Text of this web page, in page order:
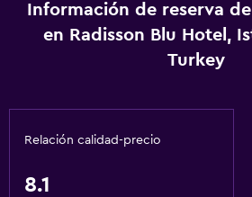
Masaje de pies
Check-out exprés
Botella de agua
Información de reserva
en Radisson Blu Hotel,
Turkey
Relación calidad-precio
8.1